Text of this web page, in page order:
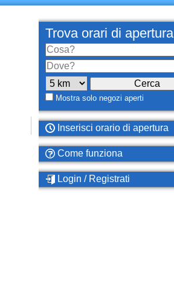
Trova orari di apertura
Mostra solo negozi aperti
Inserisci orario di apertura
Come funziona
Login / Registrati